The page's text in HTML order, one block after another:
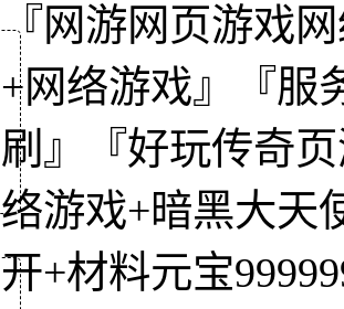
『网游网页游戏
+网络游戏』『服
刷』『好玩传奇
络游戏+暗黑大天
开+材料元宝